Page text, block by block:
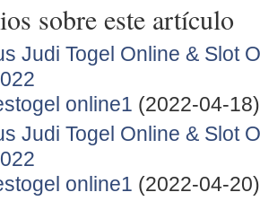
sobre este artículo
Judi Togel Online & Slot
online1 (2022-04-18)
Judi Togel Online & Slot
online1 (2022-04-20)